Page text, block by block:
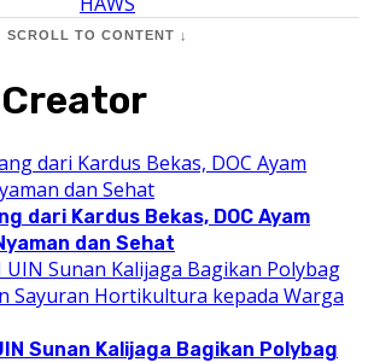
SCROLL TO CONTENT ↓
dari Kardus Bekas, DOC Ayam
dan Sehat
Sunan Kalijaga Bagikan Polybag